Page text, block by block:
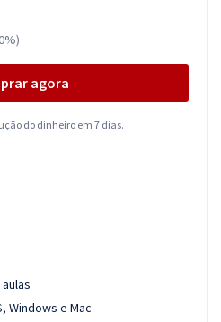
agora
do dinheiro em 7 dias.
Windows e Mac